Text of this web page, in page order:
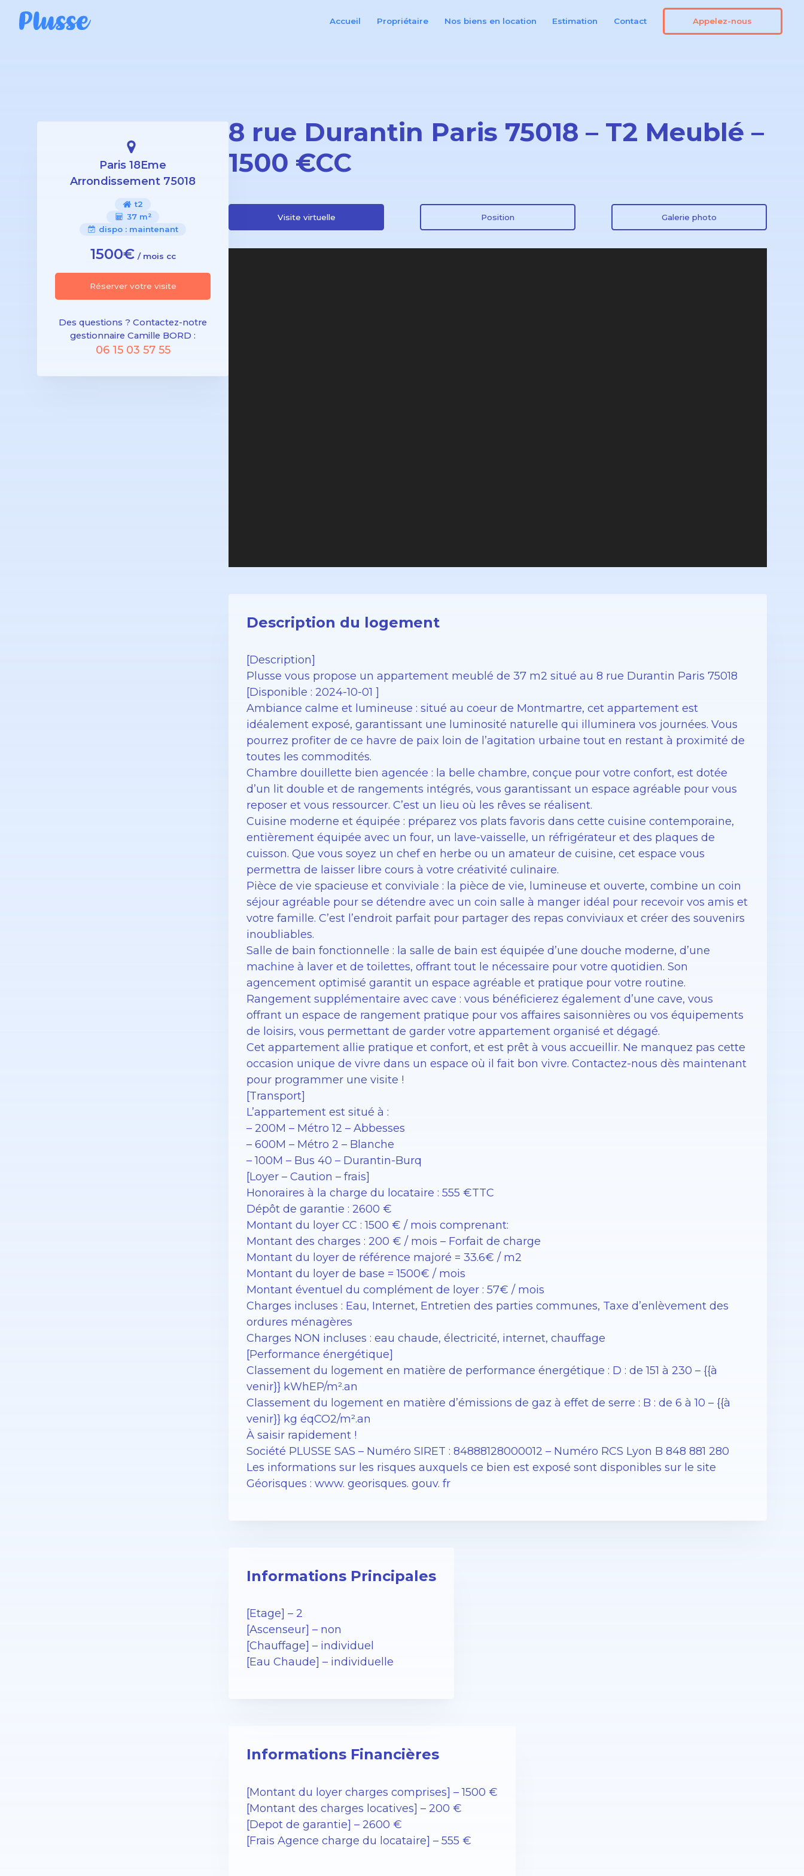
Accueil Propriétaire Nos biens en location Estimation Contact Appelez-nous
Paris 18Eme
Arrondissement 75018
t2
37 m²
dispo : maintenant
1500€ / mois cc
Réserver votre visite
Des questions ? Contactez-notre
gestionnaire Camille BORD :
06 15 03 57 55
8 rue Durantin Paris 75018 – T2 Meublé –
1500 €CC
Visite virtuelle Position Galerie photo
Description du logement
[Description]
Plusse vous propose un appartement meublé de 37 m2 situé au 8 rue Durantin Paris 75018
[Disponible : 2024-10-01 ]
Ambiance calme et lumineuse : situé au coeur de Montmartre, cet appartement est
idéalement exposé, garantissant une luminosité naturelle qui illuminera vos journées. Vous
pourrez profiter de ce havre de paix loin de l’agitation urbaine tout en restant à proximité de
toutes les commodités.
Chambre douillette bien agencée : la belle chambre, conçue pour votre confort, est dotée
d’un lit double et de rangements intégrés, vous garantissant un espace agréable pour vous
reposer et vous ressourcer. C’est un lieu où les rêves se réalisent.
Cuisine moderne et équipée : préparez vos plats favoris dans cette cuisine contemporaine,
entièrement équipée avec un four, un lave-vaisselle, un réfrigérateur et des plaques de
cuisson. Que vous soyez un chef en herbe ou un amateur de cuisine, cet espace vous
permettra de laisser libre cours à votre créativité culinaire.
Pièce de vie spacieuse et conviviale : la pièce de vie, lumineuse et ouverte, combine un coin
séjour agréable pour se détendre avec un coin salle à manger idéal pour recevoir vos amis et
votre famille. C’est l’endroit parfait pour partager des repas conviviaux et créer des souvenirs
inoubliables.
Salle de bain fonctionnelle : la salle de bain est équipée d’une douche moderne, d’une
machine à laver et de toilettes, offrant tout le nécessaire pour votre quotidien. Son
agencement optimisé garantit un espace agréable et pratique pour votre routine.
Rangement supplémentaire avec cave : vous bénéficierez également d’une cave, vous
offrant un espace de rangement pratique pour vos affaires saisonnières ou vos équipements
de loisirs, vous permettant de garder votre appartement organisé et dégagé.
Cet appartement allie pratique et confort, et est prêt à vous accueillir. Ne manquez pas cette
occasion unique de vivre dans un espace où il fait bon vivre. Contactez-nous dès maintenant
pour programmer une visite !
[Transport]
L’appartement est situé à :
– 200M – Métro 12 – Abbesses
– 600M – Métro 2 – Blanche
– 100M – Bus 40 – Durantin-Burq
[Loyer – Caution – frais]
Honoraires à la charge du locataire : 555 €TTC
Dépôt de garantie : 2600 €
Montant du loyer CC : 1500 € / mois comprenant:
Montant des charges : 200 € / mois – Forfait de charge
Montant du loyer de référence majoré = 33.6€ / m2
Montant du loyer de base = 1500€ / mois
Montant éventuel du complément de loyer : 57€ / mois
Charges incluses : Eau, Internet, Entretien des parties communes, Taxe d’enlèvement des
ordures ménagères
Charges NON incluses : eau chaude, électricité, internet, chauffage
[Performance énergétique]
Classement du logement en matière de performance énergétique : D : de 151 à 230 – {{à
venir}} kWhEP/m².an
Classement du logement en matière d’émissions de gaz à effet de serre : B : de 6 à 10 – {{à
venir}} kg éqCO2/m².an
À saisir rapidement !
Société PLUSSE SAS – ​​Numéro SIRET : 84888128000012 – Numéro RCS Lyon B 848 881 280
Les informations sur les risques auxquels ce bien est exposé sont disponibles sur le site
Géorisques : www. georisques. gouv. fr
Informations Principales
[Etage] – 2
[Ascenseur] – non
[Chauffage] – individuel
[Eau Chaude] – individuelle
Informations Financières
[Montant du loyer charges comprises] – 1500 €
[Montant des charges locatives] – 200 €
[Depot de garantie] – 2600 €
[Frais Agence charge du locataire] – 555 €